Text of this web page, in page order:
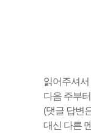
읽어주셔
다음 주부
(댓글 답변
대신 다른